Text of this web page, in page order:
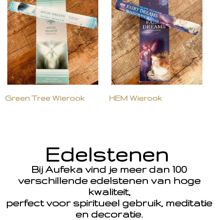
Green Tree Wierook HEM Wierook
Edelstenen
Bij Aufeka vind je meer dan 100
verschillende edelstenen van hoge
kwaliteit,
perfect voor spiritueel gebruik, meditatie
en decoratie.